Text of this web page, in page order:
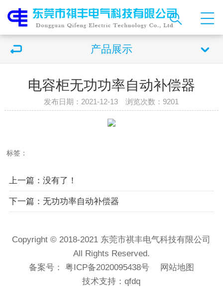
产品展示
电容柜无功功率自动补偿器
发布日期：2021-12-13 浏览次数： 9201
标签：
上一篇：没有了！
下一篇：无功功率自动补偿器
Copyright © 2018-2021 东莞市祺丰电气科技有限公司
All Rights Reserved.
备案号： 粤ICP备2020095438号
网站地图
技术支持：qfdq